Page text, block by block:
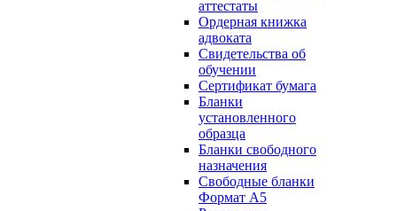
аттестаты
Ордерная книжка
адвоката
Свидетельства об
обучении
Сертификат бумага
Бланки
установленного
образца
Бланки свободного
назначения
Свободные бланки
Формат А5